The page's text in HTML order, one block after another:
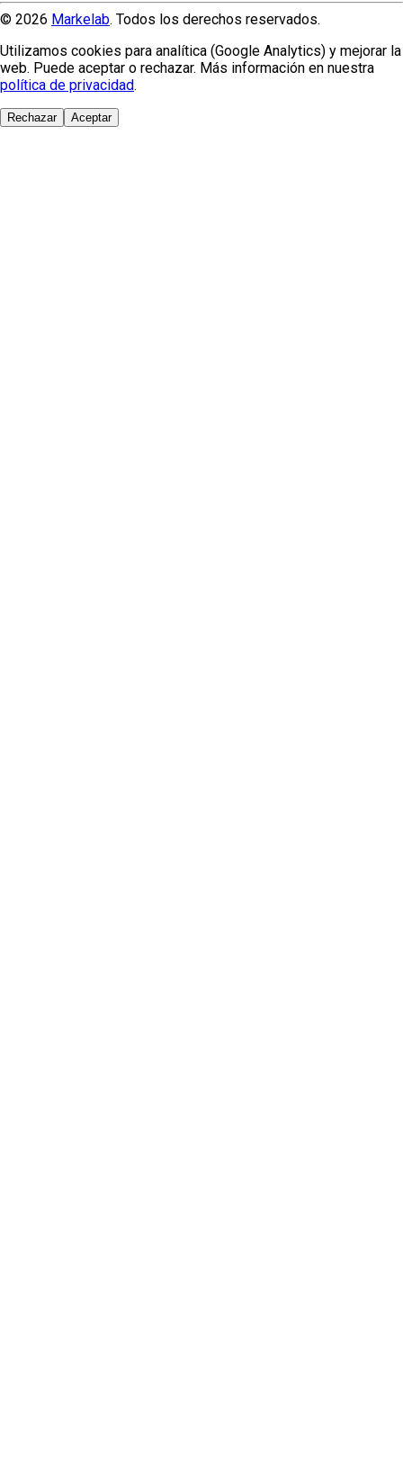
© 2026 Markelab. Todos los derechos reservados.
Utilizamos cookies para analítica (Google Analytics) y mejorar la
web. Puede aceptar o rechazar. Más información en nuestra
política de privacidad.
Rechazar Aceptar